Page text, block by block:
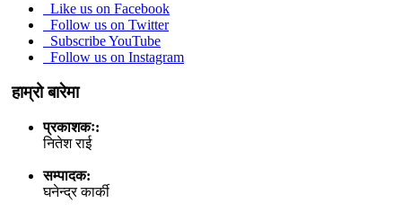
Like us on Facebook
Follow us on Twitter
Subscribe YouTube
Follow us on Instagram
हाम्रो बारेमा
प्रकाशकः:
नितेश राई
सम्पादक:
घनेन्द्र कार्की